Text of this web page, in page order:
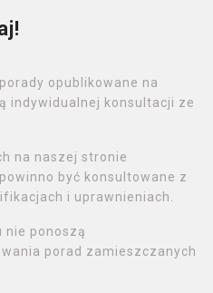
opublikowane na
indywidualnej konsultacji ze
na naszej stronie
być konsultowane z
i uprawnieniach.
nie ponoszą
porad zamieszczanych